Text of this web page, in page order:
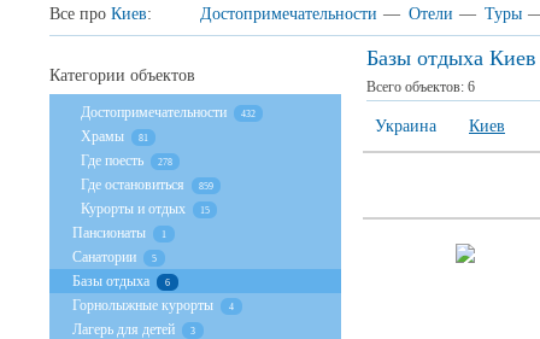
Все про Киев: Достопримечательности — Отели — Туры
Базы отдыха Киев
Всего объектов: 6
Украина Киев
Категории объектов
Достопримечательности 432
Храмы 81
Где поесть 278
Где остановиться 859
Курорты и отдых 15
Пансионаты 1
Санатории 5
Базы отдыха 6
Горнолыжные курорты 4
Лагерь для детей 3